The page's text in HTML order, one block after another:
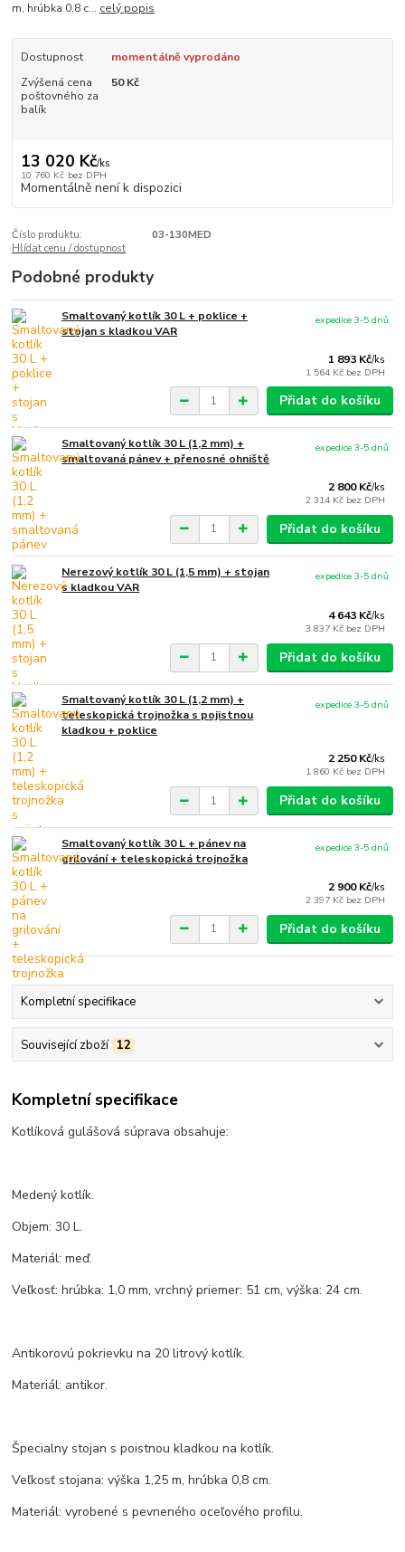
m, hrúbka 0,8 c... celý popis
Dostupnost
momentálně vyprodáno
Zvýšená cena
poštovného za
balík
50 Kč
13 020 Kč/ks
10 760 Kč bez DPH
Momentálně není k dispozici
Číslo produktu:
03-130MED
Hlídat cenu / dostupnost
Podobné produkty
Smaltovaný kotlík 30 L + poklice +
stojan s kladkou VAR
1 893 Kč/ks
1 564 Kč bez DPH
expedice 3-5 dnů
Přidat do košíku
Smaltovaný kotlík 30 L (1,2 mm) +
smaltovaná pánev + přenosné ohniště
2 800 Kč/ks
2 314 Kč bez DPH
expedice 3-5 dnů
Přidat do košíku
Nerezový kotlík 30 L (1,5 mm) + stojan
s kladkou VAR
4 643 Kč/ks
3 837 Kč bez DPH
expedice 3-5 dnů
Přidat do košíku
Smaltovaný kotlík 30 L (1,2 mm) +
teleskopická trojnožka s pojistnou
kladkou + poklice
2 250 Kč/ks
1 860 Kč bez DPH
expedice 3-5 dnů
Přidat do košíku
Smaltovaný kotlík 30 L + pánev na
grilování + teleskopická trojnožka
2 900 Kč/ks
2 397 Kč bez DPH
expedice 3-5 dnů
Přidat do košíku
Kompletní specifikace
Související zboží 12
Kompletní specifikace
Kotlíková gulášová súprava obsahuje:
Medený kotlík.
Objem: 30 L.
Materiál: meď.
Veľkosť: hrúbka: 1,0 mm, vrchný priemer: 51 cm, výška: 24 cm.
Antikorovú pokrievku na 20 litrový kotlík.
Materiál: antikor.
Špecialny stojan s poistnou kladkou na kotlík.
Veľkosť stojana: výška 1,25 m, hrúbka 0,8 cm.
Materiál: vyrobené s pevneného oceľového profilu.